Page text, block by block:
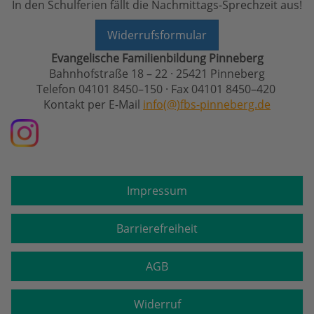
In den Schulferien fällt die Nachmittags-Sprechzeit aus!
Widerrufsformular
Evangelische Familienbildung Pinneberg
Bahnhofstraße 18 – 22 · 25421 Pinneberg
Telefon 04101 8450–150 · Fax 04101 8450–420
Kontakt per E-Mail info(@)fbs-pinneberg.de
Impressum
Barrierefreiheit
AGB
Widerruf